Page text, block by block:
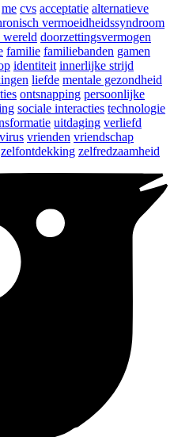
me cvs acceptatie alternatieve
vermoeidheidssyndroom
wereld doorzettingsvermogen
familie familiebanden gamen
identiteit innerlijke strijd
liefde mentale gezondheid
ontsnapping persoonlijke
sociale interacties technologie
uitdaging verliefd
virus vrienden vriendschap
zelfontdekking zelfredzaamheid